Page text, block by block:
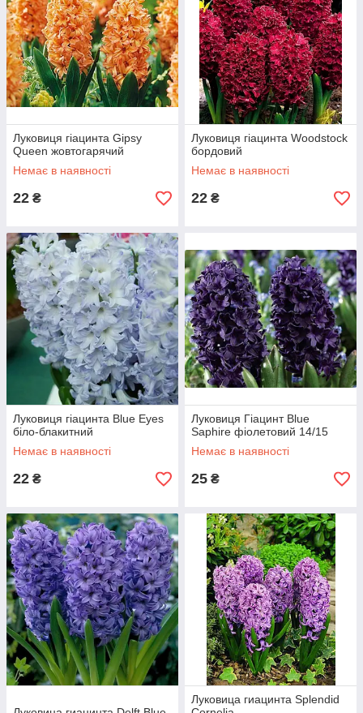
Луковиця гіацинта Gipsy
Queen жовтогарячий
Немає в наявності
22 ₴
Луковиця гіацинта Woodstock
бордовий
Немає в наявності
22 ₴
Луковиця гіацинта Blue Eyes
біло-блакитний
Немає в наявності
22 ₴
Луковиця Гіацинт Blue
Saphire фіолетовий 14/15
Немає в наявності
25 ₴
Луковица гиацинта Splendid